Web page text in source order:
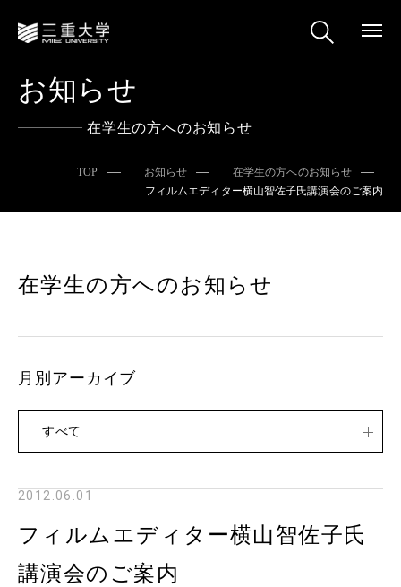
お知らせ
在学生の方へのお知らせ
TOP お知らせ
在学生の方へのお知らせ
フィルムエディター横山智佐子氏講演会のご案内
2012.06.01
フィルムエディター横山智佐子氏
講演会のご案内
在学生の方へのお知らせ
月別アーカイブ
すべて